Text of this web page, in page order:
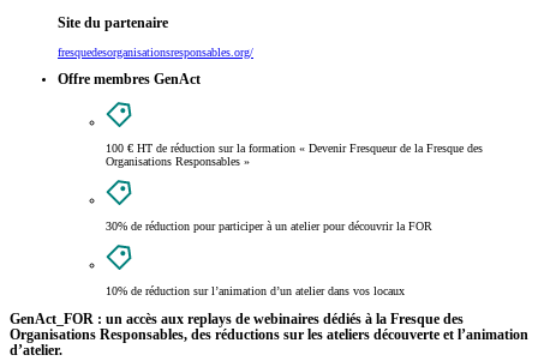
Site du partenaire
fresquedesorganisationsresponsables.org/
Offre membres GenAct
100 € HT de réduction sur la formation « Devenir Fresqueur de la Fresque des
Organisations Responsables »
30% de réduction pour participer à un atelier pour découvrir la FOR
10% de réduction sur l’animation d’un atelier dans vos locaux
GenAct_FOR : un accès aux replays de webinaires dédiés à la Fresque des
Organisations Responsables, des réductions sur les ateliers découverte et l’animation
d’atelier.